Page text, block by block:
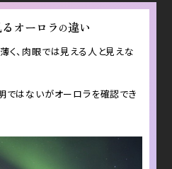
オーロラ の違い
く、肉眼では見える人と見えな
ではないがオーロラを確認でき